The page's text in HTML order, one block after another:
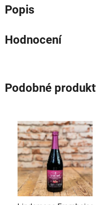
Popis
Hodnocení
Podobné